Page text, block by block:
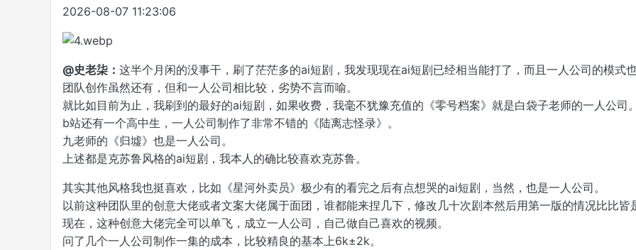
2026-08-07 11:23:06
@史老柒： 这半个月闲的没事干，刷了茫茫多的ai短剧，我发现现在ai短剧已经相当能打了，而且一人公司的模式也
团队创作虽然还有，但和一人公司相比较，劣势不言而喻。
就比如目前为止，我刷到的最好的ai短剧，如果收费，我毫不犹豫充值的《零号档案》就是白袋子老师的一人公司。
b站还有一个高中生，一人公司制作了非常不错的《陆离志怪录》。
九老师的《归墟》也是一人公司。
上述都是克苏鲁风格的ai短剧，我本人的确比较喜欢克苏鲁。
其实其他风格我也挺喜欢，比如《星河外卖员》极少有的看完之后有点想哭的ai短剧，当然，也是一人公司。
以前这种团队里的创意大佬或者文案大佬属于面团，谁都能来捏几下，修改几十次剧本然后用第一版的情况比比皆
现在，这种创意大佬完全可以单飞，成立一人公司，自己做自己喜欢的视频。
问了几个一人公司制作一集的成本，比较精良的基本上6k±2k。